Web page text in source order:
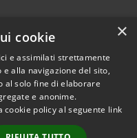
© 2026 • Comune di
Santo Stefano del Sole •
Powered byMunicipium
×
cookie
e assimilati strettamente
alla navigazione del sito,
al solo fine di elaborare
e anonime.
policy al seguente link